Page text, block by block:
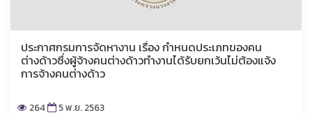
ประกาศกรมการจัดหางาน เรื่อง กำหนดประเภทของคน
ต่างด้าวซึ่งผู้จ้างคนต่างด้าวทำงานได้รับยกเว้นไม่ต้องแจ้ง
การจ้างคนต่างด้าว
264 5 พ.ย. 2563